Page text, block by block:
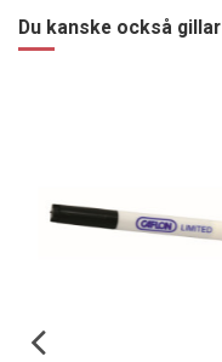
Du kanske också gillar